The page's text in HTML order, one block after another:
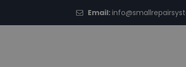
Email: